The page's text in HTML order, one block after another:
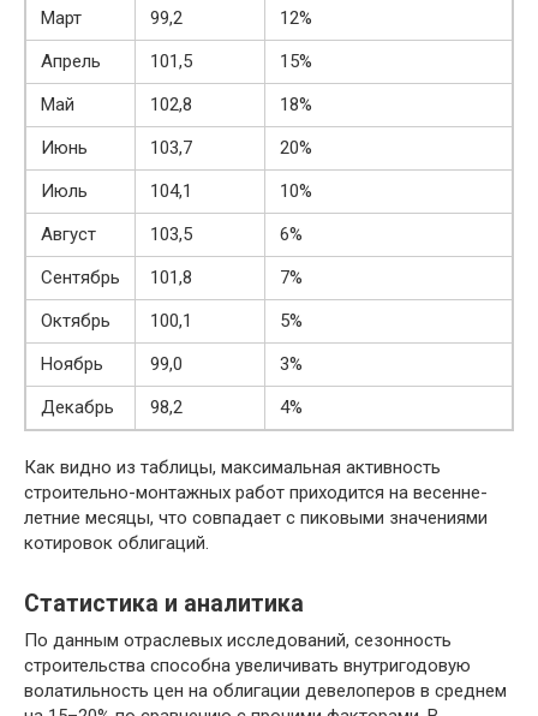
Март
99,2
12%
Апрель
101,5
15%
Май
102,8
18%
Июнь
103,7
20%
Июль
104,1
10%
Август
103,5
6%
Сентябрь
101,8
7%
Октябрь
100,1
5%
Ноябрь
99,0
3%
Декабрь
98,2 4%
Как видно из таблицы, максимальная активность
строительно-монтажных работ приходится на весенне-
летние месяцы, что совпадает с пиковыми значениями
котировок облигаций.
Статистика и аналитика
По данным отраслевых исследований, сезонность
строительства способна увеличивать внутригодовую
волатильность цен на облигации девелоперов в среднем